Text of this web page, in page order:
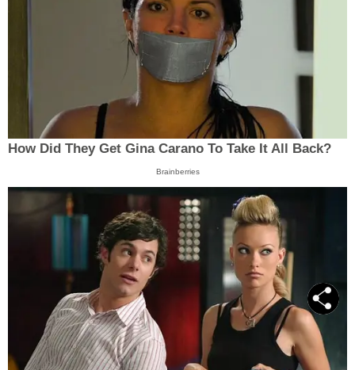
How Did They Get Gina Carano To Take It All Back?
Brainberries